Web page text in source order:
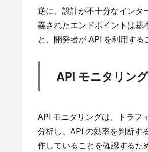
逆に、設計が不十分なインタ
義されたエンドポイントは基
と、開発者が API を利用す
API モニタリング
API モニタリングは、トラフ
分析し、API の効率を判断す
作していることを確認するた